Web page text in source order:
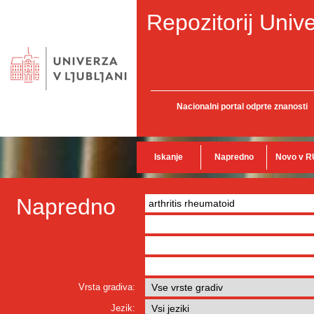
Repozitorij
Nacionalni portal odprte znanosti
Iskanje Napredno Novo v
Napredno
Vrsta gradiva:
Jezik: